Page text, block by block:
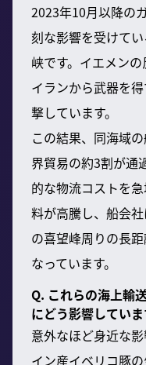
2023年10月以降の
刻な影響を受けて
峡です。イエメン
イランから武器を
撃しています。
この結果、同海域
界貿易の約3割が通
的な物流コストを
料が高騰し、船会
の喜望峰周りの長
なっています。
Q. これらの海上輸
にどう影響していま
意外なほど身近な
イン産イベリコ豚